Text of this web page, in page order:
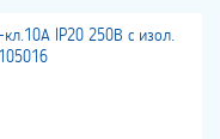
IP20 250В с изол.